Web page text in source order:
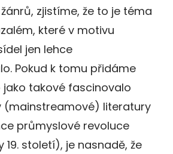
zjistíme, že to je téma
které v motivu
jen lehce
Pokud k tomu přidáme
jako takové fascinovalo
(mainstreamové) literatury
průmyslové revoluce
19. století), je nasnadě, že